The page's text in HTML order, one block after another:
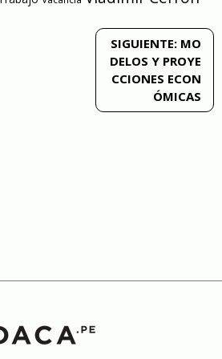
SIGUIENTE: MO
DELOS Y PROYE
CCIONES ECON
ÓMICAS